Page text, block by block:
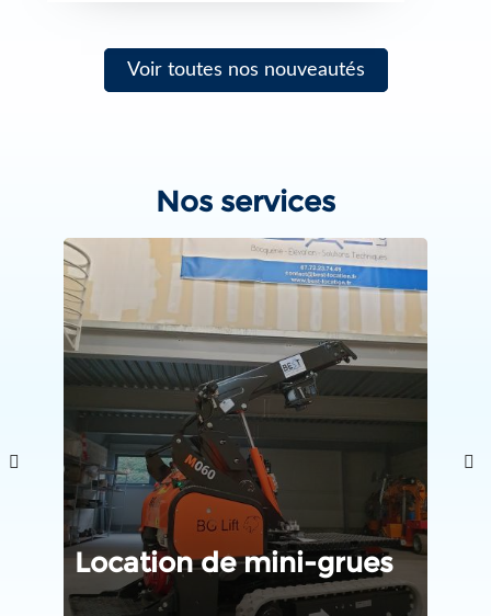
Voir toutes nos nouveautés
Nos services
Location de mini-grues